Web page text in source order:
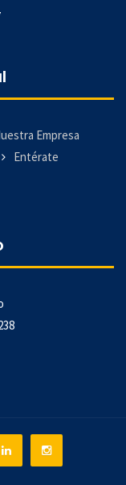
Empresa
Entérate